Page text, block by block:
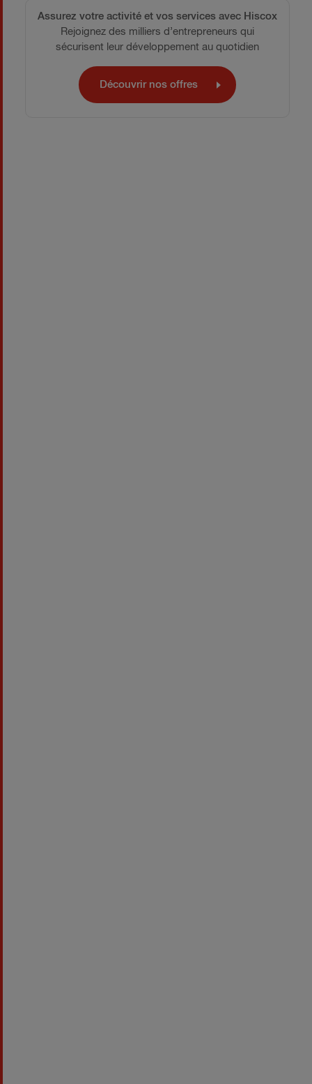
Assurez votre activité et vos services avec Hiscox
Rejoignez des milliers d’entrepreneurs qui
sécurisent leur développement au quotidien
Découvrir nos offres